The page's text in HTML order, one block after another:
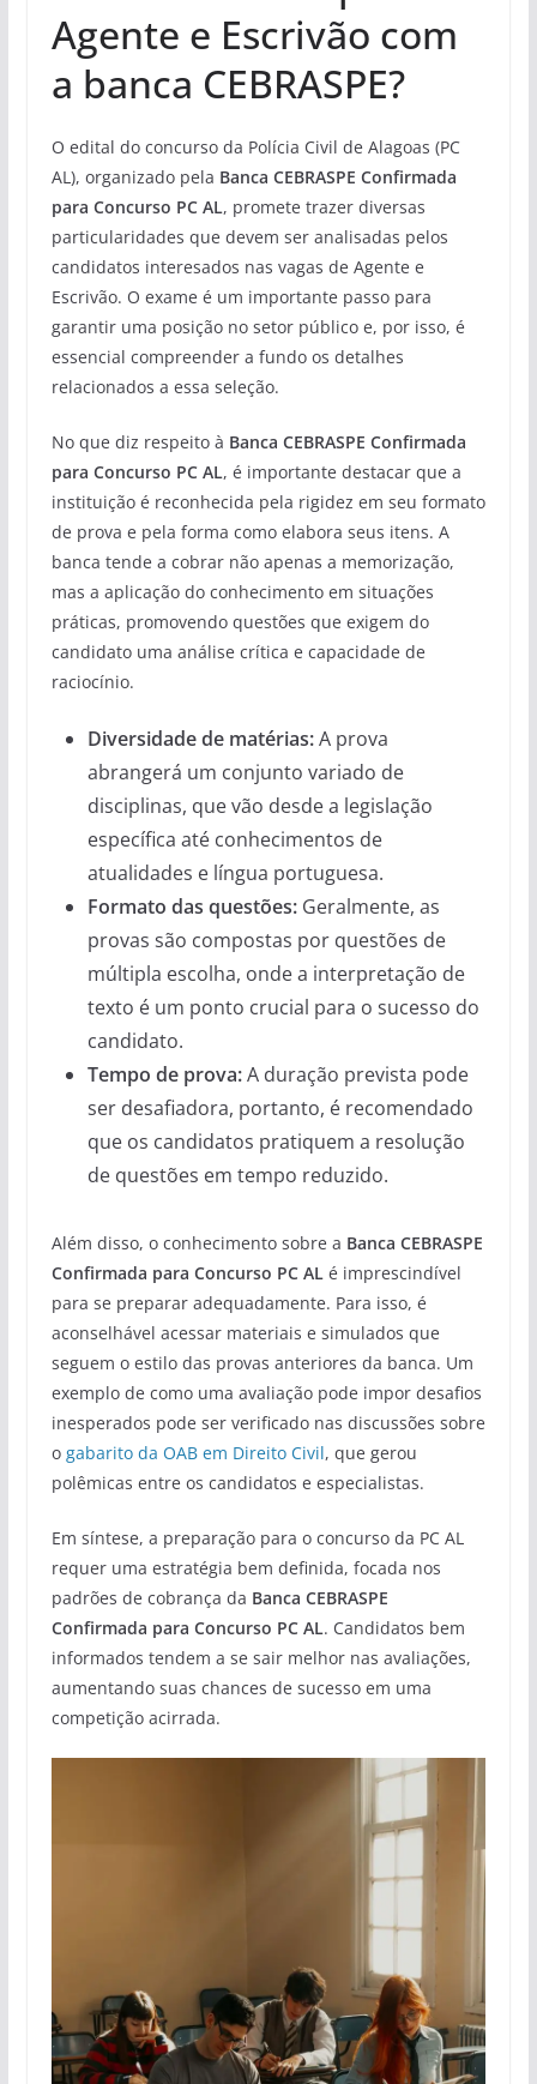
Agente e Escrivão com
a banca CEBRASPE?
O edital do concurso da Polícia Civil de Alagoas (PC
AL), organizado pela Banca CEBRASPE Confirmada
para Concurso PC AL, promete trazer diversas
particularidades que devem ser analisadas pelos
candidatos interesados nas vagas de Agente e
Escrivão. O exame é um importante passo para
garantir uma posição no setor público e, por isso, é
essencial compreender a fundo os detalhes
relacionados a essa seleção.
No que diz respeito à Banca CEBRASPE Confirmada
para Concurso PC AL, é importante destacar que a
instituição é reconhecida pela rigidez em seu formato
de prova e pela forma como elabora seus itens. A
banca tende a cobrar não apenas a memorização,
mas a aplicação do conhecimento em situações
práticas, promovendo questões que exigem do
candidato uma análise crítica e capacidade de
raciocínio.
Diversidade de matérias:A prova
abrangerá um conjunto variado de
disciplinas, que vão desde a legislação
específica até conhecimentos de
atualidades e língua portuguesa.
Formato das questões:Geralmente, as
provas são compostas por questões de
múltipla escolha, onde a interpretação de
texto é um ponto crucial para o sucesso do
candidato.
Tempo de prova:A duração prevista pode
ser desafiadora, portanto, é recomendado
que os candidatos pratiquem a resolução
de questões em tempo reduzido.
Além disso, o conhecimento sobre a Banca CEBRASPE
Confirmada para Concurso PC ALé imprescindível
para se preparar adequadamente. Para isso, é
aconselhável acessar materiais e simulados que
seguem o estilo das provas anteriores da banca. Um
exemplo de como uma avaliação pode impor desafios
inesperados pode ser verificado nas discussões sobre
o gabarito da OAB em Direito Civil, que gerou
polêmicas entre os candidatos e especialistas.
Em síntese, a preparação para o concurso da PC AL
requer uma estratégia bem definida, focada nos
padrões de cobrança da Banca CEBRASPE
Confirmada para Concurso PC AL. Candidatos bem
informados tendem a se sair melhor nas avaliações,
aumentando suas chances de sucesso em uma
competição acirrada.